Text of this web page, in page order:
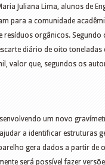
Juliana Lima, alunos de
para a comunidade
resíduos orgânicos. Segundo
diário de oito toneladas
valor que, segundos os
um novo
a identificar estruturas
gera dados a partir de
será possível fazer